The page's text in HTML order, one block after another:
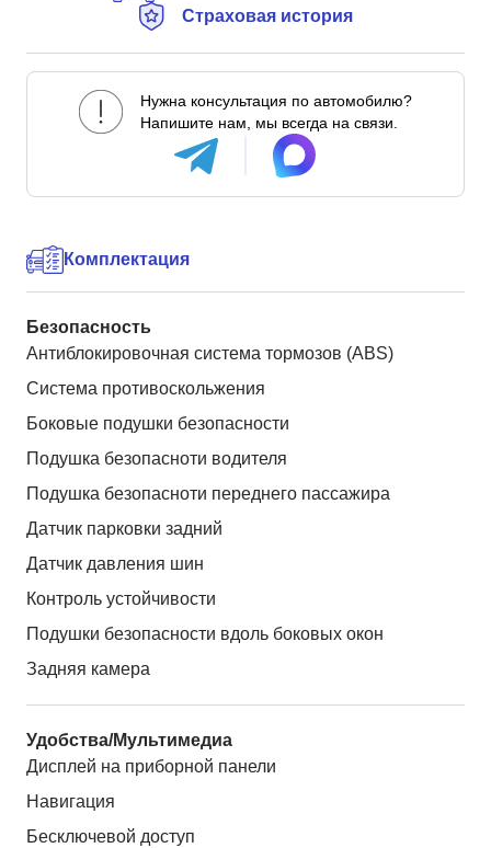
Страховая история
Нужна консультация по автомобилю?
Напишите нам, мы всегда на связи.
Комплектация
Безопасность
Антиблокировочная система тормозов (ABS)
Система противоскольжения
Боковые подушки безопасности
Подушка безопасноти водителя
Подушка безопасноти переднего пассажира
Датчик парковки задний
Датчик давления шин
Контроль устойчивости
Подушки безопасности вдоль боковых окон
Задняя камера
Удобства/Мультимедиа
Дисплей на приборной панели
Навигация
Бесключевой доступ